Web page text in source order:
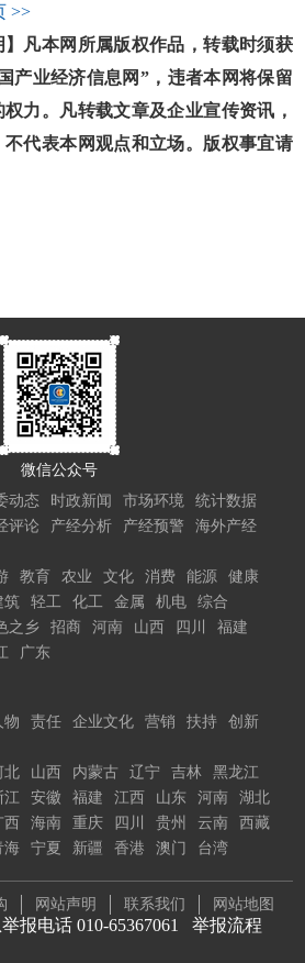
>>
本网所属版权作品，转载时须获
产业经济信息网”，违者本网将保留
力。凡转载文章及企业宣传资讯，
代表本网观点和立场。版权事宜请
微信公众号
动态 时政新闻 市场环境
统计数据
评论 产经分析 产经预警
海外产经
教育 农业 文化 消费 能源
健康
筑 轻工 化工 金属 机电
综合
之乡 招商 河南 山西 四川
福建
广东
物 责任 企业文化 营销 扶持
创新
北 山西 内蒙古 辽宁 吉林
黑龙江
江 安徽 福建 江西 山东 河南
湖北
西 海南 重庆 四川 贵州 云南
西藏
海 宁夏 新疆 香港 澳门 台湾
网站声明 联系我们 网站地图
报电话 010-65367061 举报流程